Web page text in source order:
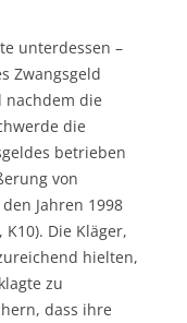
unterdessen –
Zwangsgeld
nachdem die
die
betrieben
von
Jahren 1998
K10). Die Kläger,
hielten,
zu
dass ihre